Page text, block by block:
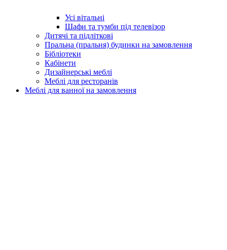
Усі вітальні
Шафи та тумби під телевізор
Дитячі та підліткові
Пральна (пральня) будинки на замовлення
Бібліотеки
Кабінети
Дизайнерські меблі
Меблі для ресторанів
Меблі для ванної на замовлення